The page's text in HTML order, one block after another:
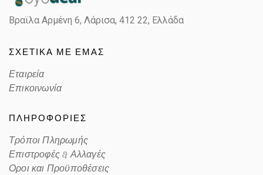
Lens Color GREEN
Color code
Βραϊλα Αρμένη 6, Λάρισα, 412 22, Ελλάδα
ΣΧΕΤΙΚΑ ΜΕ ΕΜΑΣ
Εταιρεία
Επικοινωνία
ΠΛΗΡΟΦΟΡΙΕΣ
Τρόποι Πληρωμής
Επιστροφές & Αλλαγές
Οροι και Προϋποθέσεις